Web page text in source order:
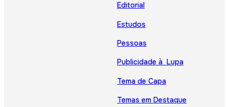
Editorial
Estudos
Pessoas
Publicidade à Lupa
Tema de Capa
Temas em Destaque